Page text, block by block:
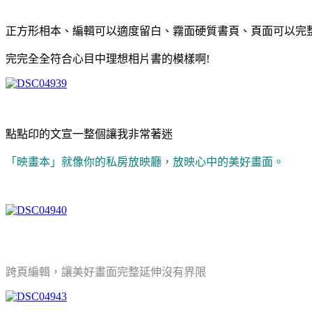
正方形相本、編輯可以適度留白、霧面硬質書頁、頁面可以完
完完全全符合心目中理想相片書的模樣啊!
點點印的文宣一整個讓我非常著迷
「映畫本」就像你的私房放映廳，放映心中的美好畫面。
跨頁編輯，讓美好畫面完整延伸沒有界限